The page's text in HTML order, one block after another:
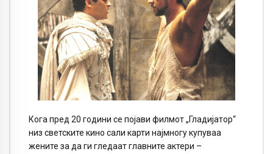
Кога пред 20 години се појави филмот „Гладијатор“
низ светските кино сали карти најмногу купуваа
жените за да ги гледаат главните актери –